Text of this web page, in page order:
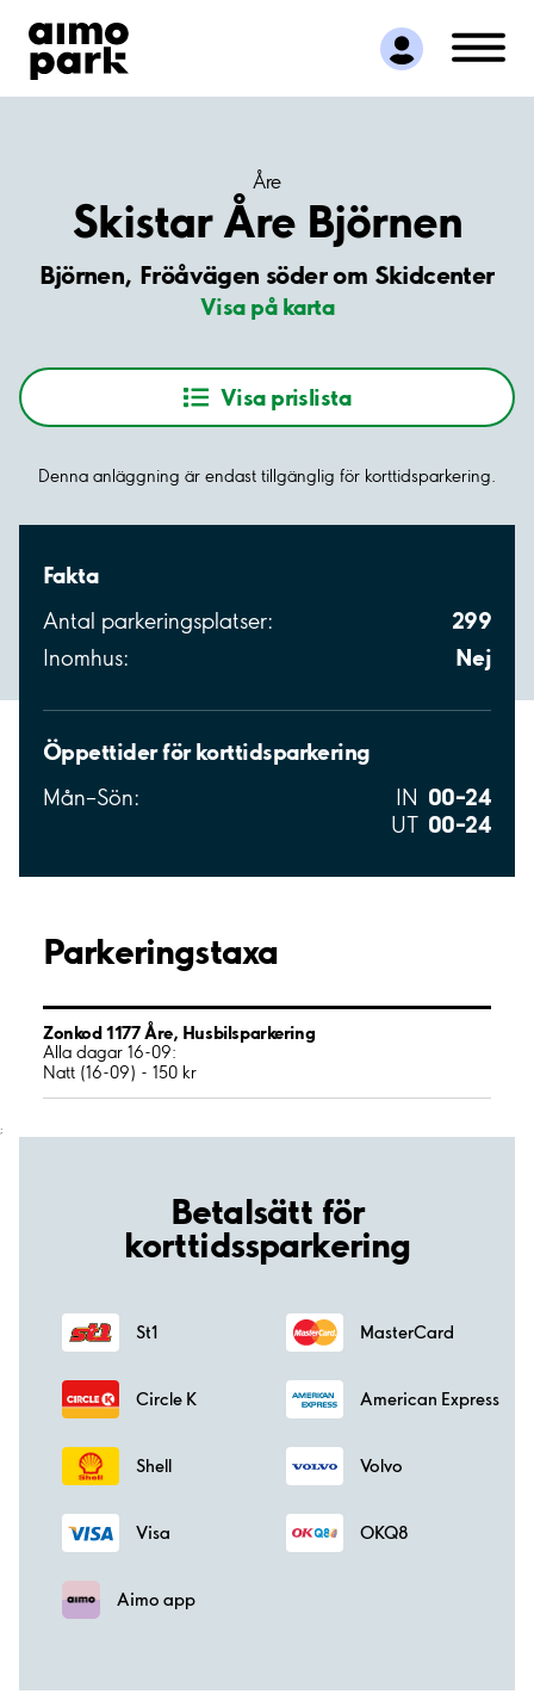
Hitta parkering
Samarbete
Kundservice
Åre
Skistar Åre Björnen
Björnen, Fröåvägen söder om Skidcenter
Visa på karta
Visa prislista
Denna anläggning är endast tillgänglig för korttidsparkering.
Fakta
Antal parkeringsplatser: 299
Inomhus: Nej
Öppettider för korttidsparkering
Mån–Sön: IN 00–24
UT 00–24
Parkeringstaxa
Zonkod 1177 Åre, Husbilsparkering
Alla dagar 16-09:
Natt (16-09) - 150 kr
;
Betalsätt för
korttidssparkering
St1 MasterCard
Circle K American Express
Shell Volvo
Visa OKQ8
Aimo app